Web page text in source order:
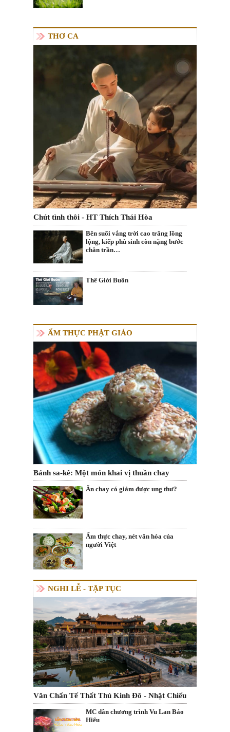
THƠ CA
Chút tình thôi - HT Thích Thái Hòa
Bên suối vắng trời cao trăng lồng
lộng, kiếp phù sinh còn nặng bước
chân trần…
Thế Giới Buồn
ẨM THỰC PHẬT GIÁO
Bánh sa-kê: Một món khai vị thuần chay
Ăn chay có giảm được ung thư?
Ẩm thực chay, nét văn hóa của
người Việt
NGHI LỄ - TẬP TỤC
Văn Chẩn Tế Thất Thủ Kinh Đô - Nhật Chiếu
MC dẫn chương trình Vu Lan Báo
Hiếu